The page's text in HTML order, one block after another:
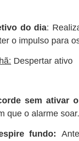
do dia:
o impulso para
Despertar ativo
sem ativar
que o alarme soar.
fundo: